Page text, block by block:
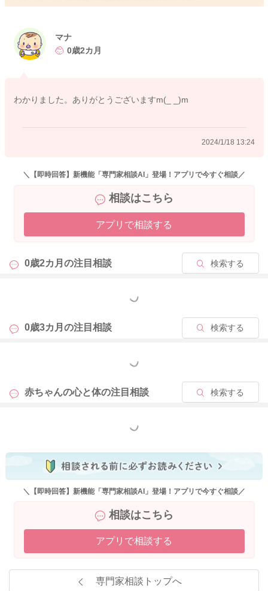
また、予防接種や健診の時に、小児科医で変形の程度などをみ
少しでも参考になれば幸いです。
よろしくお願いします。
マナ
0歳2カ月
わかりました。ありがとうございますm(_ _)m
2024/1/18 13:24
＼【即時回答】新機能「専門家相談AI」登場！アプリで今すぐ相談／
相談はこちら
アプリで相談する
0歳2カ月の注目相談 検索する
もっと見る
0歳3カ月の注目相談 検索する
もっと見る
赤ちゃんの心と体の注目相談 検索する
もっと見る
＼【即時回答】新機能「専門家相談AI」登場！アプリで今すぐ相談／
相談はこちら
アプリで相談する
専門家相談トップへ